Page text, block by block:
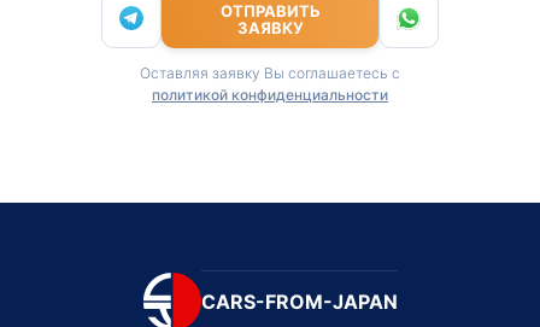
ОТПРАВИТЬ
ЗАЯВКУ
Оставляя заявку Вы соглашаетесь с
политикой конфиденциальности
CARS-FROM-JAPAN